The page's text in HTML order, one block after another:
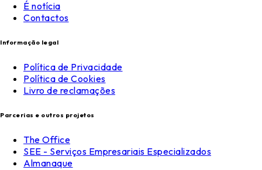
É notícia
Contactos
Informação legal
Política de Privacidade
Política de Cookies
Livro de reclamações
Parcerias e outros projetos
The Office
SEE - Serviços Empresariais Especializados
Almanaque